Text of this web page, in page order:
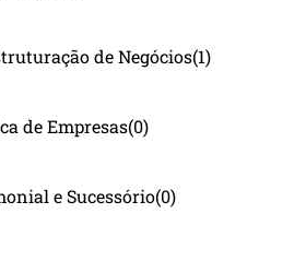
de Negócios(1)
de Empresas(0)
e Sucessório(0)